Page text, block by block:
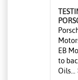
EB
to
Oils...